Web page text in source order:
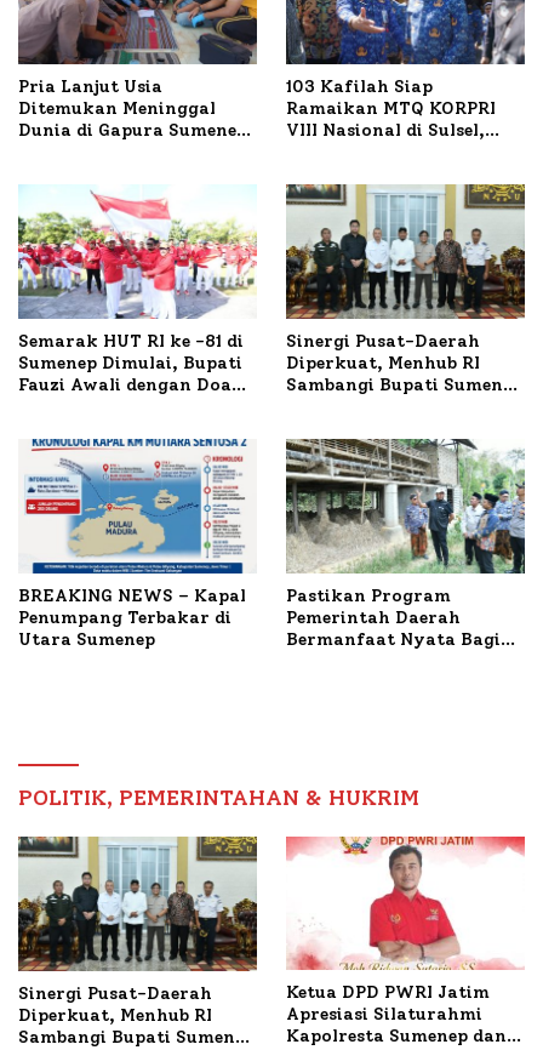
Pria Lanjut Usia
Ditemukan Meninggal
Dunia di Gapura Sumenep,
103 Kafilah Siap
Ramaikan MTQ KORPRI
VIII Nasional di Sulsel,
Semarak HUT RI ke -81 di
Sumenep Dimulai, Bupati
Fauzi Awali dengan Doa
Sinergi Pusat-Daerah
Diperkuat, Menhub RI
Sambangi Bupati Sumenep
BREAKING NEWS – Kapal
Penumpang Terbakar di
Utara Sumenep
Pastikan Program
Pemerintah Daerah
Bermanfaat Nyata Bagi
POLITIK, PEMERINTAHAN & HUKRIM
Sinergi Pusat-Daerah
Diperkuat, Menhub RI
Sambangi Bupati Sumenep
Ketua DPD PWRI Jatim
Apresiasi Silaturahmi
Kapolresta Sumenep dan